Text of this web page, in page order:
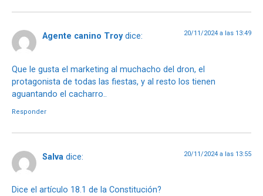
Agente canino Troy dice: 20/11/2024 a las 13:49
Que le gusta el marketing al muchacho del dron, el
protagonista de todas las fiestas, y al resto los tienen
aguantando el cacharro..
Responder
Salva dice: 20/11/2024 a las 13:55
Dice el artículo 18.1 de la Constitución?